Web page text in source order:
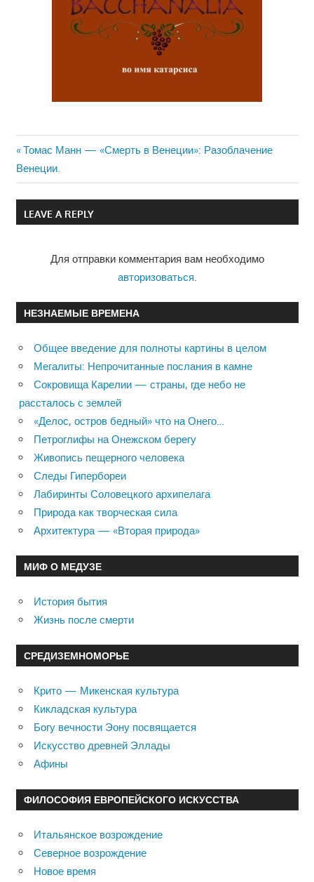
Навигация
по
записям
Previous
Post:
Томас Манн — «Смерть в Венеции»: Разоблачение
Венеции.
LEAVE A REPLY
Для отправки комментария вам необходимо
авторизоваться
НЕЗНАЕМЫЕ ВРЕМЕНА
Общее введение для полноты картины в целом
Мегалиты: Непрочитанные послания в камне
Сокровища Карелии — страны, где небо не
рассталось с землей
«Делос, остров бедный» что на Онего…
Петроглифы на Онежском берегу
Живопись пещерного человека
Следы Гипербореи
Лабиринты Соловецкого архипелага
Природа как творческая сила
Архитектура — «Вторая природа»
МИФ О МЕДУЗЕ
История бытия
Жизнь после смерти
СРЕДИЗЕМНОМОРЬЕ
Крито — Микенская культура
Кикладская культура
Богу вечности Эону посвящается
Искусство древней Эллады
Афины
ФИЛОСОФИЯ ЕВРОПЕЙСКОГО ИСКУССТВА
Итальянское возрождение
Северное возрождение
Новое время